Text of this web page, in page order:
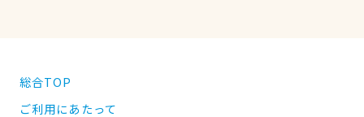
総合TOP
ご利用にあたって